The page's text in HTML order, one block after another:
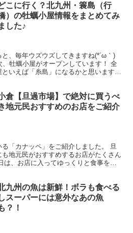
こに行く？北九州・簑島（行
）の牡蠣小屋情報をまとめてみ
した♪
、毎年ウズウズしてきますね(*´ω｀)
牡蠣小屋がオープンしています！ 全
いえば「糸島」になるかと思います
倉【旦過市場】で絶対に買うべ
地元民おすすめのお店をご紹介
「カナッペ」をご紹介しました。 旦
地元民がおすすめするお店がたくさん
は、お店に入ってゆっくりと食事を楽
九州の魚は新鮮！ボラも食べる
スーパーには意外なあの魚
？！